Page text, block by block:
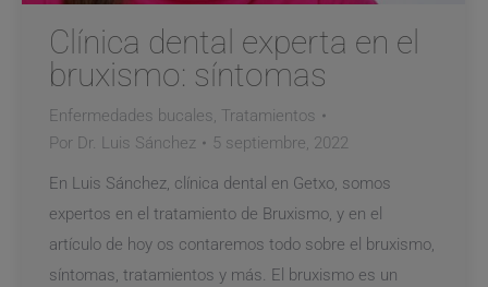
Clínica dental experta en el
bruxismo: síntomas
Enfermedades bucales, Tratamientos
Por Dr. Luis Sánchez 5 septiembre, 2022
En Luis Sánchez, clínica dental en Getxo, somos
expertos en el tratamiento de Bruxismo, y en el
artículo de hoy os contaremos todo sobre el bruxismo,
síntomas, tratamientos y más. El bruxismo es un